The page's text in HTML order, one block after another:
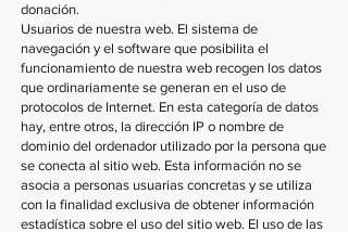
donación.
Usuarios de nuestra web. El sistema de
navegación y el software que posibilita el
funcionamiento de nuestra web recogen los datos
que ordinariamente se generan en el uso de
protocolos de Internet. En esta categoría de datos
hay, entre otros, la dirección IP o nombre de
dominio del ordenador utilizado por la persona que
se conecta al sitio web. Esta información no se
asocia a personas usuarias concretas y se utiliza
con la finalidad exclusiva de obtener información
estadística sobre el uso del sitio web. El uso de las